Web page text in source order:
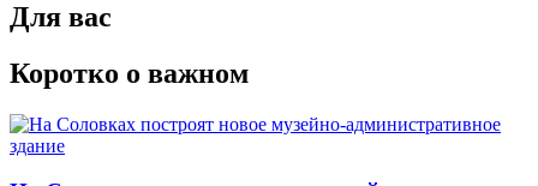
Для вас
Коротко о важном